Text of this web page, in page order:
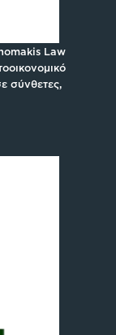
Law
σύνθετες,